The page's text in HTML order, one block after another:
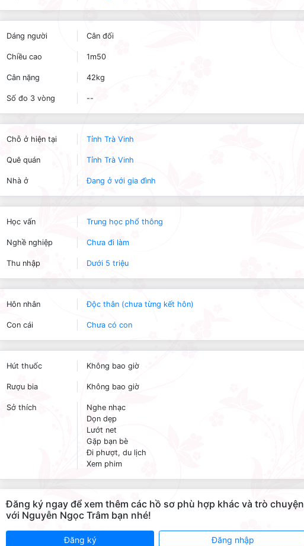
Dáng người Cân đối
Chiều cao 1m50
Cân nặng 42kg
Số đo 3 vòng --
Chỗ ở hiện tại Tỉnh Trà Vinh
Quê quán Tỉnh Trà Vinh
Nhà ở Đang ở với gia đình
Học vấn Trung học phổ thông
Nghề nghiệp Chưa đi làm
Thu nhập Dưới 5 triệu
Hôn nhân Độc thân (chưa từng kết hôn)
Con cái Chưa có con
Hút thuốc Không bao giờ
Rượu bia Không bao giờ
Sở thích
Nghe nhạc
Dọn dẹp
Lướt net
Gặp bạn bè
Đi phượt, du lịch
Xem phim
Đăng ký ngay để xem thêm các hồ sơ phù hợp khác và trò chuyện
với Nguyễn Ngọc Trâm bạn nhé!
Đăng ký Đăng nhập